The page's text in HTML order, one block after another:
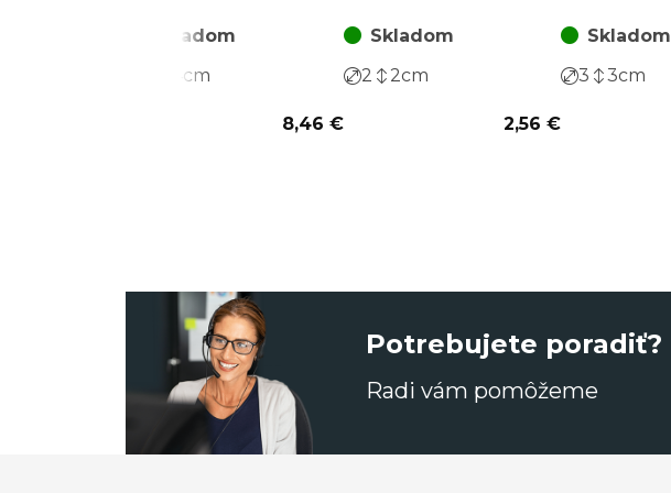
Skladom
cm
8,46 €
Skladom
2
2cm
2,56 €
Skladom
3
3cm
Potrebujete poradiť?
Radi vám pomôžeme